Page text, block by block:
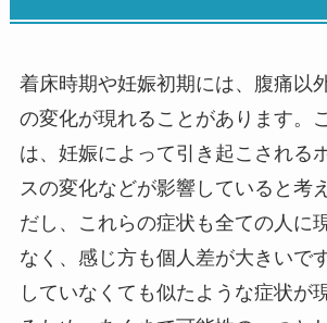
着床時期や妊娠初期には、腹痛以
の変化が現れることがあります。
は、妊娠によって引き起こされる
スの変化などが影響していると考
だし、これらの症状も全ての人に
なく、感じ方も個人差が大きいで
していなくても似たような症状が